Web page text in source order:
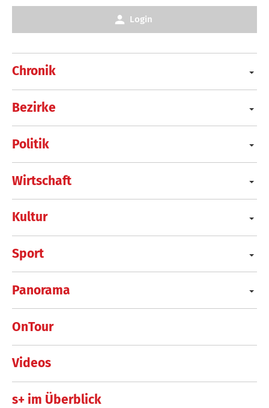
Chronik
Bezirke
Politik
Wirtschaft
Kultur
Sport
Panorama
OnTour
Videos
s+ im Überblick
Login